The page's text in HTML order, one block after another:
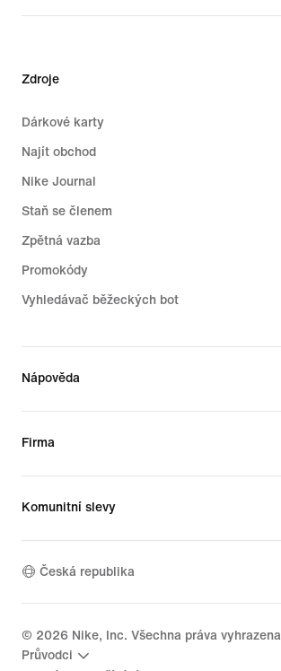
Zdroje
Dárkové karty
Najít obchod
Nike Journal
Staň se členem
Zpětná vazba
Promokódy
Vyhledávač běžeckých bot
Nápověda
Firma
Komunitní slevy
Česká republika
© 2026 Nike, Inc. Všechna práva vyhrazena
Průvodci